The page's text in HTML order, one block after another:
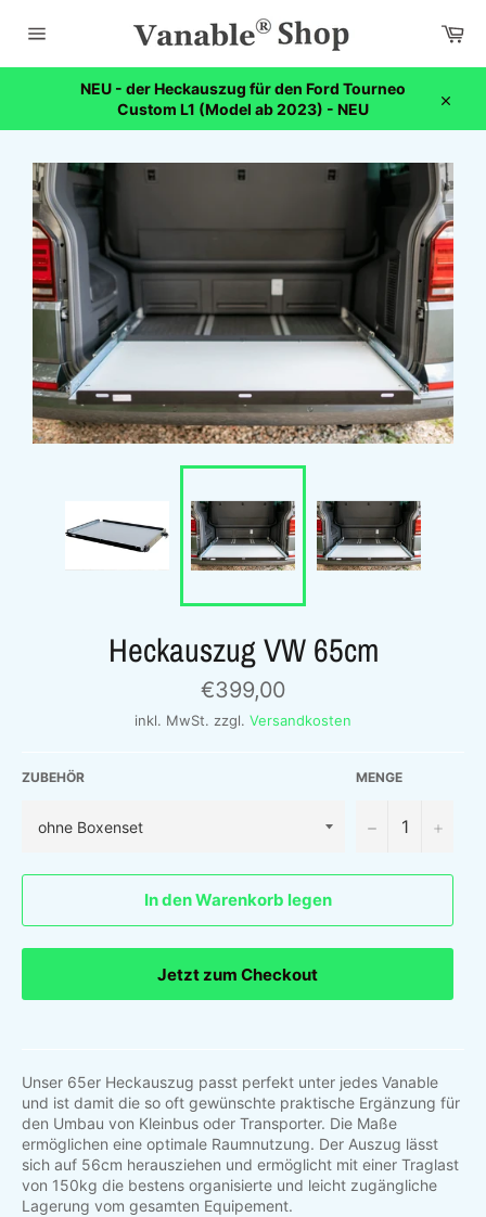
zum
Seitennavigation
NEU - der Heckauszug für den Ford Tourneo
Custom L1 (Model ab 2023) - NEU
Heckauszug VW 65cm
Normaler
Preis
€399,00
inkl. MwSt. zzgl. Versandkosten
ZUBEHÖR MENGE
− +
In den Warenkorb legen
Jetzt zum Checkout
Unser 65er Heckauszug passt perfekt unter jedes Vanable
und ist damit die so oft gewünschte praktische Ergänzung für
den Umbau von Kleinbus oder Transporter. Die Maße
ermöglichen eine optimale Raumnutzung. Der Auszug lässt
sich auf 56cm herausziehen und ermöglicht mit einer Traglast
von 150kg die bestens organisierte und leicht zugängliche
Lagerung vom gesamten Equipement.